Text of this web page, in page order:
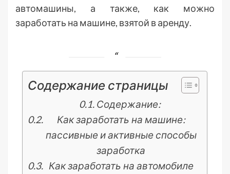
автомашины, а также, как можно
заработать на машине, взятой в аренду.
Содержание страницы
Содержание:
Как заработать на машине:
пассивные и активные способы
заработка
Как заработать на автомобиле